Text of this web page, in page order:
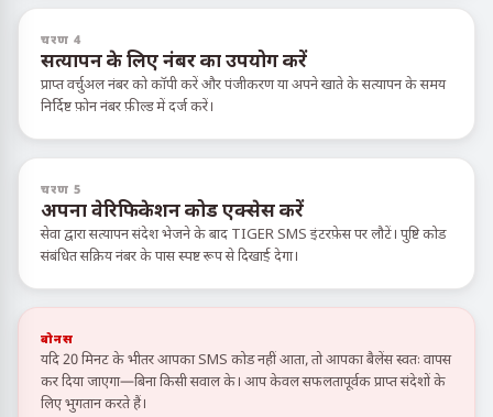
चरण 4
सत्यापन के लिए नंबर का उपयोग करें
प्राप्त वर्चुअल नंबर को कॉपी करें और पंजीकरण या अपने खाते के सत्यापन के समय
निर्दिष्ट फ़ोन नंबर फ़ील्ड में दर्ज करें।
चरण 5
अपना वेरिफिकेशन कोड एक्सेस करें
सेवा द्वारा सत्यापन संदेश भेजने के बाद TIGER SMS इंटरफ़ेस पर लौटें। पुष्टि कोड
संबंधित सक्रिय नंबर के पास स्पष्ट रूप से दिखाई देगा।
बोनस
यदि 20 मिनट के भीतर आपका SMS कोड नहीं आता, तो आपका बैलेंस स्वतः वापस
कर दिया जाएगा—बिना किसी सवाल के। आप केवल सफलतापूर्वक प्राप्त संदेशों के
लिए भुगतान करते हैं।